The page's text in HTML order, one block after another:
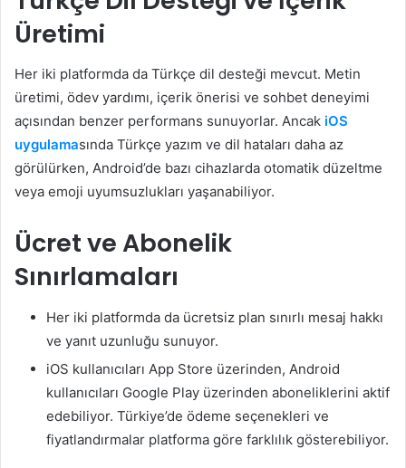
Üretimi
Her iki platformda da Türkçe dil desteği mevcut. Metin
üretimi, ödev yardımı, içerik önerisi ve sohbet deneyimi
açısından benzer performans sunuyorlar. Ancak iOS
uygulamasında Türkçe yazım ve dil hataları daha az
görülürken, Android’de bazı cihazlarda otomatik düzeltme
veya emoji uyumsuzlukları yaşanabiliyor.
Ücret ve Abonelik
Sınırlamaları
Her iki platformda da ücretsiz plan sınırlı mesaj hakkı
ve yanıt uzunluğu sunuyor.
iOS kullanıcıları App Store üzerinden, Android
kullanıcıları Google Play üzerinden aboneliklerini aktif
edebiliyor. Türkiye’de ödeme seçenekleri ve
fiyatlandırmalar platforma göre farklılık gösterebiliyor.